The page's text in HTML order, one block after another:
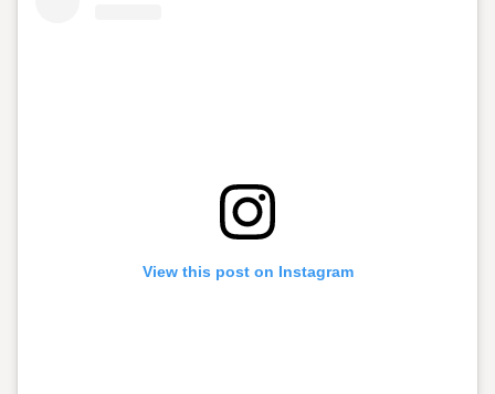
View this post on Instagram